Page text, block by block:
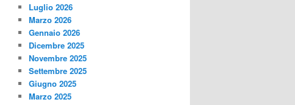
Luglio 2026
Marzo 2026
Gennaio 2026
Dicembre 2025
Novembre 2025
Settembre 2025
Giugno 2025
Marzo 2025